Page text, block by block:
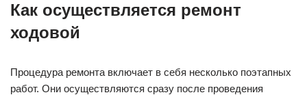
Как осуществляется ремонт
ходовой
Процедура ремонта включает в себя несколько поэтапных
работ. Они осуществляются сразу после проведения